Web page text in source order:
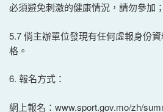
必須避免刺激的健康情況，請勿參加；
5.7 倘主辦單位發現有任何虛報身份
格。
6. 報名方式：
網上報名： www.sport.gov.mo/zh/